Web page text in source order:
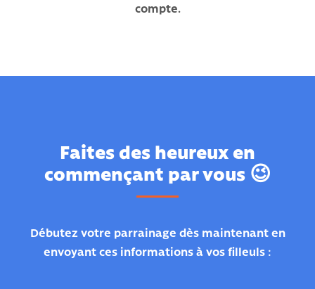
compte.
Faites des heureux en
commençant par vous 😉
Débutez votre parrainage dès maintenant en
envoyant ces informations à vos filleuls :